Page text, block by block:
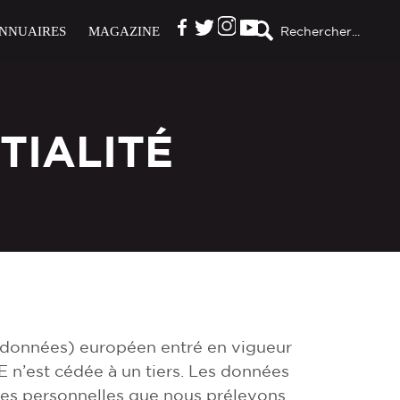
Rechercher...
MAGAZINE
européen entré en vigueur
cédée à un tiers. Les données
personnelles que nous prélevons